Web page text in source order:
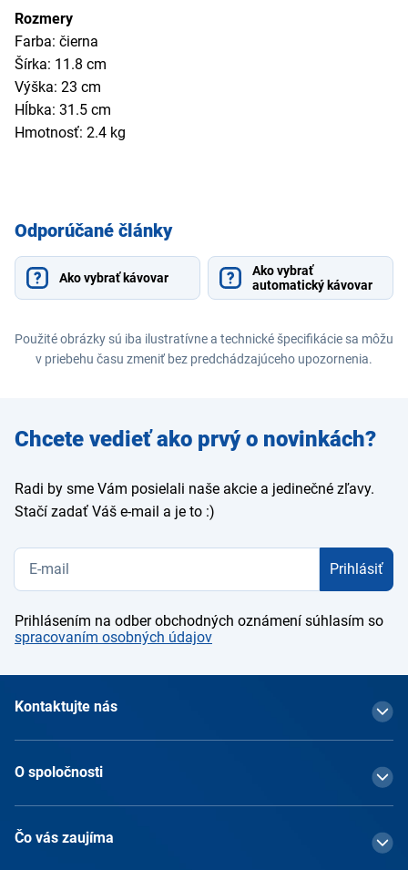
Rozmery
Farba: čierna
Šírka: 11.8 cm
Výška: 23 cm
Hĺbka: 31.5 cm
Hmotnosť: 2.4 kg
Odporúčané články
Ako vybrať kávovar
Ako vybrať
automatický kávovar
Použité obrázky sú iba ilustratívne a technické špecifikácie sa môžu
v priebehu času zmeniť bez predchádzajúceho upozornenia.
Zadajte
e-mail
Chcete vedieť ako prvý o novinkách?
Radi by sme Vám posielali naše akcie a jedinečné zľavy.
Stačí zadať Váš e-mail a je to :)
Prihlásiť
Prihlásením na odber obchodných oznámení súhlasím so
spracovaním osobných údajov
Kontaktujte nás
O spoločnosti
Čo vás zaujíma